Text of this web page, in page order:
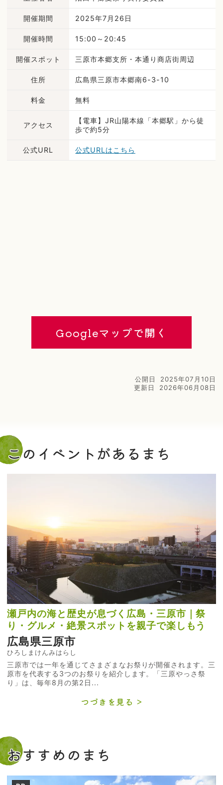
開催期間 2025年7月26日
開催時間 15:00～20:45
開催スポット 三原市本郷支所・本通り商店街周辺
住所 広島県三原市本郷南6-3-10
料金 無料
アクセス
【電車】JR山陽本線「本郷駅」から徒
歩で約5分
公式URL 公式URLはこちら
Googleマップで開く
公開日
2025年07月10日
更新日
2026年06月08日
このイベントがあるまち
瀬戸内の海と歴史が息づく広島・三原市｜祭
り・グルメ・絶景スポットを親子で楽しもう
広島県三原市
ひろしまけんみはらし
三原市では一年を通じてさまざまなお祭りが開催されます。三
原市を代表する3つのお祭りを紹介します。「三原やっさ祭
り」は、毎年8月の第2日...
つづきを見る
おすすめのまち